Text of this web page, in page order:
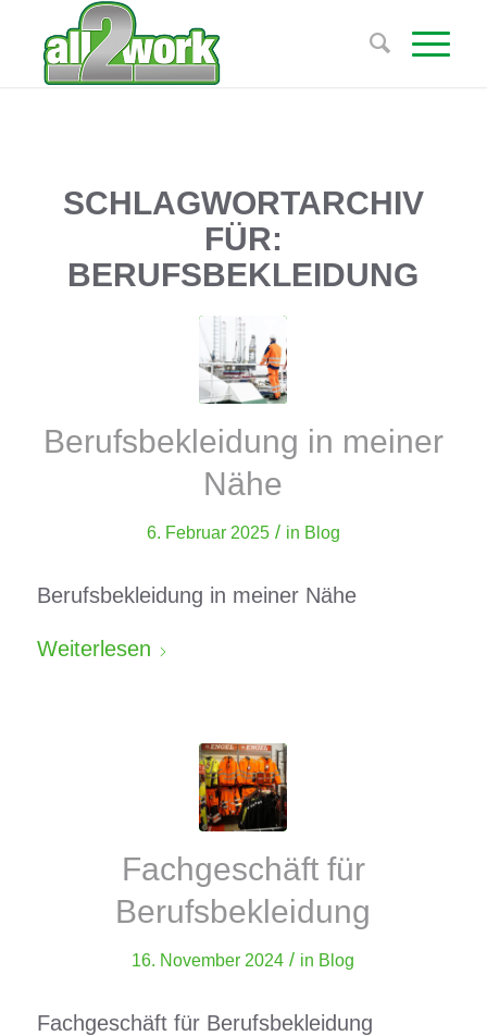
SCHLAGWORTARCHIV
FÜR:
BERUFSBEKLEIDUNG
Berufsbekleidung in meiner
Nähe
6. Februar 2025 / in Blog
Berufsbekleidung in meiner Nähe
Weiterlesen
Fachgeschäft für
Berufsbekleidung
16. November 2024 / in Blog
Fachgeschäft für Berufsbekleidung